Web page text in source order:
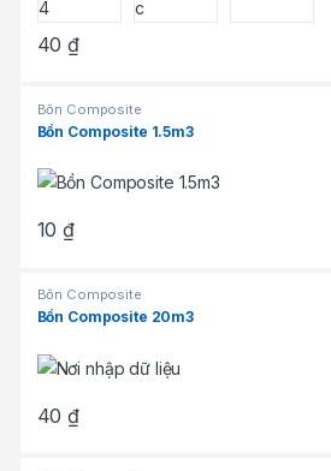
40₫
Bồn Composite
Bồn Composite 1.5m3
10₫
Bồn Composite
Bồn Composite 20m3
40₫